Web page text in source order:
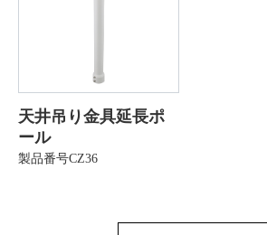
天井吊り金具延長ポ
ール
製品番号CZ36